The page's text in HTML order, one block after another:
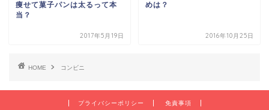
痩せて菓子パンは太るって本
当？
2017年5月19日
めは？
2016年10月25日
HOME コンビニ
プライバシーポリシー 免責事項